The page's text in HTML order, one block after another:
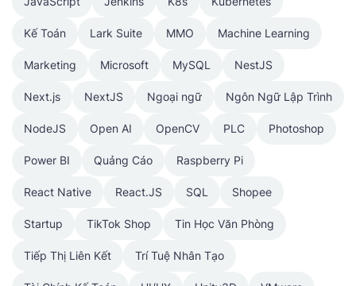
Kế Toán Lark Suite MMO Machine Learning
Marketing Microsoft MySQL NestJS
Next.js NextJS Ngoại ngữ Ngôn Ngữ Lập Trình
NodeJS Open AI OpenCV PLC Photoshop
Power BI Quảng Cáo Raspberry Pi
React Native React.JS SQL Shopee
Startup TikTok Shop Tin Học Văn Phòng
Tiếp Thị Liên Kết Trí Tuệ Nhân Tạo